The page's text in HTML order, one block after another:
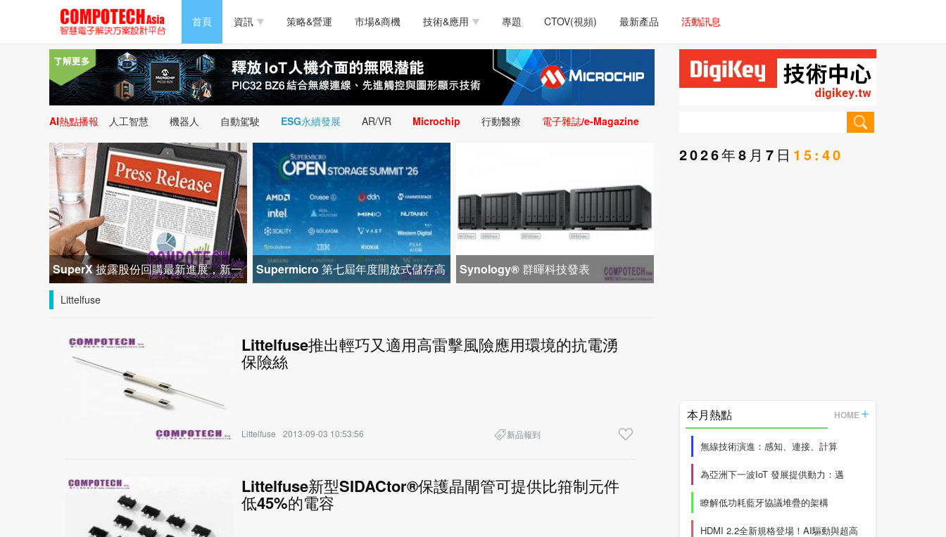
首頁 資訊
半導體/零組件 測試量測
PC/周邊 軟體/工具 醫療電子
新能源 人工智慧 安防監控
策略&營運 市場&商機 技術&應用
電源技術
醫療電子 通訊&網路
類比技術 LED/照明技術 微處理器/微控制器
嵌入技術
智慧型視覺影像/監
控技術
專題 CTOV(視頻) 最新產品 活動訊息
半導體/零組件 測試量測 通訊/網路
PC/周邊 軟體/工具 醫療電子
新能源 人工智慧 安防監控
智慧設計 汽車電子/車載系統
醫療電子 通訊&網路 介面技術
類比技術 LED/照明技術 微處理器/微控制器
嵌入技術 感測技術 量測儀器
智慧型視覺影像/監
AI熱點播報 人工智慧 機器人 自動駕駛 ESG永續發展 AR/VR Microchip 行動醫療 電子雜誌/e-Magazine
SuperX 披露股份回購最新進展，新一
輪迴購落地堅定長期價值成長
Supermicro 第七屆年度開放式儲存高
Synology® 群暉科技發表
Littelfuse
Littelfuse推出輕巧又適用高雷擊風險應用環境的抗電湧
保險絲
Littelfuse 2013-09-03 10:53:56 新品報到
Littelfuse新型SIDACtor®保護晶閘管可提供比箝制元件
低45%的電容
2026年8月7日 15:40
本月熱點 HOME
無線技術演進：感知、連接、計算
為亞洲下一波IoT 發展提供動力：邁
瞭解低功耗藍牙協議堆疊的架構
HDMI 2.2全新規格登場！AI驅動與超高